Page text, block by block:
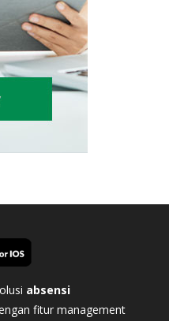
absensi
fitur management